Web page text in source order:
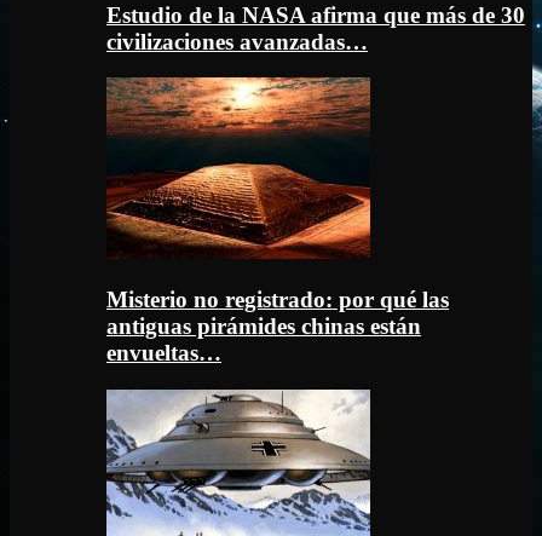
Estudio de la NASA afirma que más de 30
civilizaciones avanzadas…
Misterio no registrado: por qué las
antiguas pirámides chinas están
envueltas…